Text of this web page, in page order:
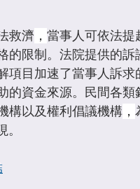
救濟 ， 當事人可依法提
的限制。法院提供的
項目加速了當事人訴
的資金來源。民間各
構以及權利倡議機構 ，